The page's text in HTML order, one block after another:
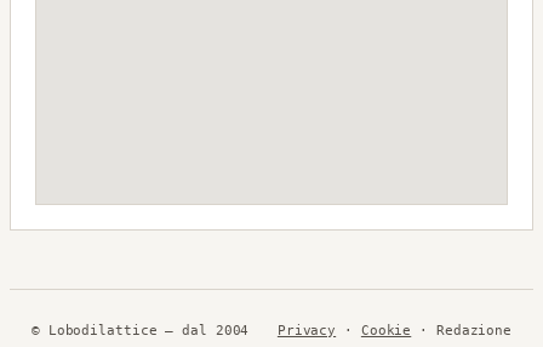
© Lobodilattice — dal 2004 Privacy · Cookie · Redazione